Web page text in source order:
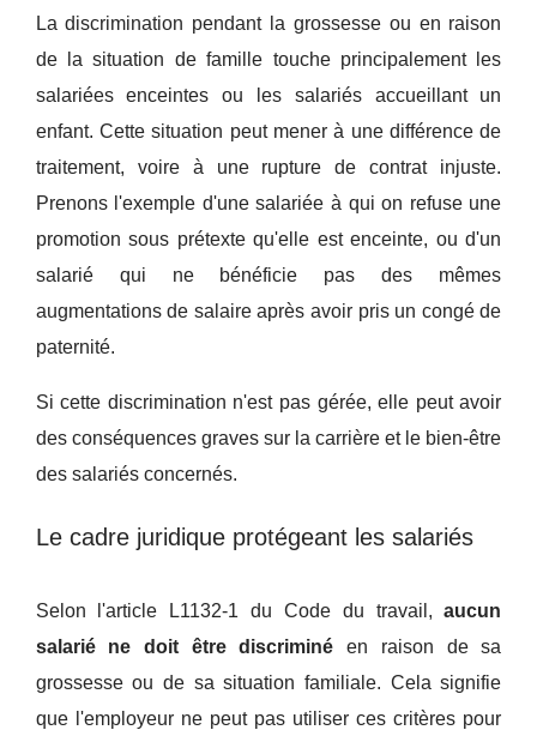
La discrimination pendant la grossesse ou en raison
de la situation de famille touche principalement les
salariées enceintes ou les salariés accueillant un
enfant. Cette situation peut mener à une différence de
traitement, voire à une rupture de contrat injuste.
Prenons l'exemple d'une salariée à qui on refuse une
promotion sous prétexte qu'elle est enceinte, ou d'un
salarié qui ne bénéficie pas des mêmes
augmentations de salaire après avoir pris un congé de
paternité.
Si cette discrimination n'est pas gérée, elle peut avoir
des conséquences graves sur la carrière et le bien-être
des salariés concernés.
Le cadre juridique protégeant les salariés
Selon l'article L1132-1 du Code du travail,aucun
salarié ne doit être discriminé en raison de sa
grossesse ou de sa situation familiale. Cela signifie
que l'employeur ne peut pas utiliser ces critères pour